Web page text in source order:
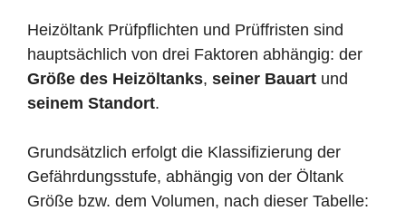
Heizöltank Prüfpflichten und Prüffristen sind
hauptsächlich von drei Faktoren abhängig: der
Größe des Heizöltanks, seiner Bauart und
seinem Standort.
Grundsätzlich erfolgt die Klassifizierung der
Gefährdungsstufe, abhängig von der Öltank
Größe bzw. dem Volumen, nach dieser Tabelle: